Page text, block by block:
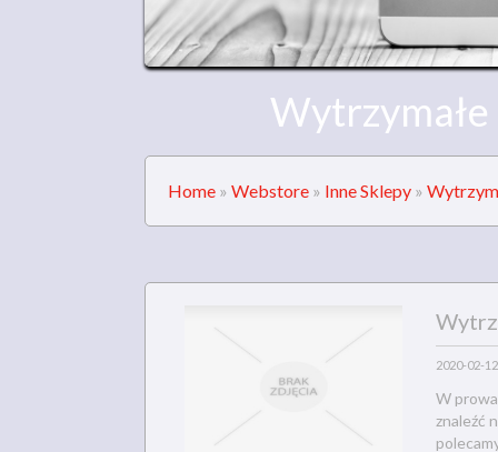
Home » Webstore » Inne Sklepy »
2020-02-12
W
znaleźć